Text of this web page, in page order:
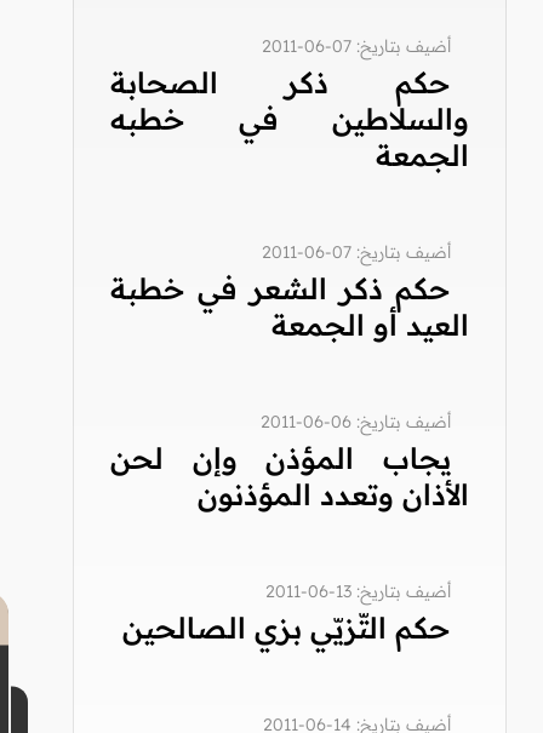
أضيف بتاريخ: 07-06-2011
حكم ذكر الصحابة
والسلاطين في خطبه
الجمعة
أضيف بتاريخ: 07-06-2011
حكم ذكر الشعر في خطبة
العيد أو الجمعة
أضيف بتاريخ: 06-06-2011
يجاب المؤذن وإن لحن
الأذان وتعدد المؤذنون
أضيف بتاريخ: 13-06-2011
حكم التّزيّي بزي الصالحين
أضيف بتاريخ: 14-06-2011